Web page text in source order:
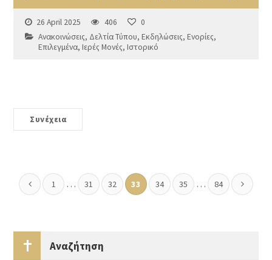
26 April 2025 406
0
Ανακοινώσεις, Δελτία Τύπου,Εκδηλώσεις,Ενορίες,
Επιλεγμένα,Ιερές Μονές,Ιστορικό
Συνέχεια
1 … 31 32 33 34 35 … 84
Αναζήτηση